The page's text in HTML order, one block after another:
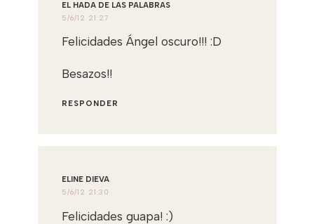
EL HADA DE LAS PALABRAS
5/6/12 21:27
Felicidades Ángel oscuro!!! :D
Besazos!!
RESPONDER
ELINE DIEVA
5/6/12 21:30
Felicidades guapa! :)